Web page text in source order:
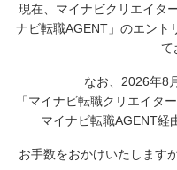
現在、マイナビクリエイタ
ナビ転職AGENT」のエント
て
なお、2026年8
「マイナビ転職クリエイタ
マイナビ転職AGENT経
お手数をおかけいたします